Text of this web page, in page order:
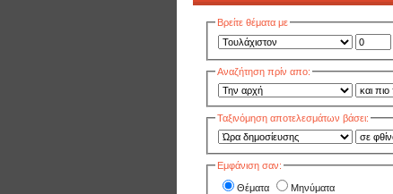
Βρείτε θέματα με
Αναζήτηση πρίν απο:
Ταξινόμηση αποτελεσμάτων βάσει:
Εμφάνιση σαν:
Θέματα Μηνύματα